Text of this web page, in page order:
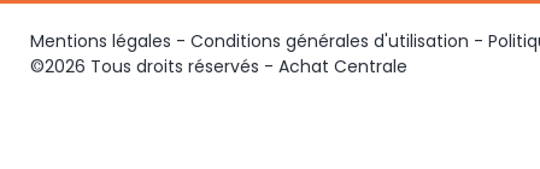
Mentions légales - Conditions générales d'utilisation -
©2026 Tous droits réservés - Achat Centrale